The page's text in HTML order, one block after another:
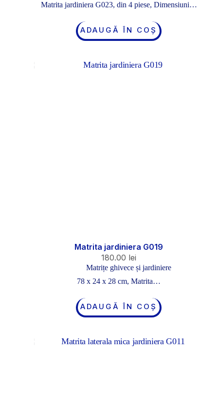
Matrita jardiniera G023, din 4 piese, Dimensiuni…
ADAUGĂ ÎN COȘ
Matrita jardiniera G019
180.00 lei
Matrițe ghivece și jardiniere
78 x 24 x 28 cm, Matrita…
ADAUGĂ ÎN COȘ